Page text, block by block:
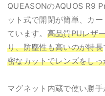
QUEASONのAQUOS R9
ット式で開閉が簡単、カ
ています。 高品質PUレザ
り、防塵性も高いのが特長
密なカットでレンズをし
マグネット内蔵で使い勝